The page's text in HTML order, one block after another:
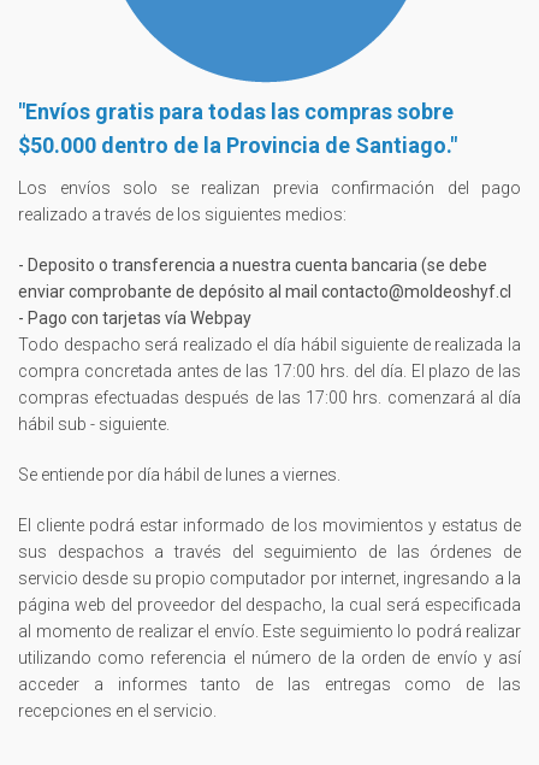
"Envíos gratis para todas las compras sobre
$50.000 dentro de la Provincia de Santiago."
Los envíos solo se realizan previa confirmación del pago
realizado a través de los siguientes medios:
- Deposito o transferencia a nuestra cuenta bancaria (se debe
enviar comprobante de depósito al mail contacto@moldeoshyf.cl
- Pago con tarjetas vía Webpay
Todo despacho será realizado el día hábil siguiente de realizada la
compra concretada antes de las 17:00 hrs. del día. El plazo de las
compras efectuadas después de las 17:00 hrs. comenzará al día
hábil sub - siguiente.
Se entiende por día hábil de lunes a viernes.
El cliente podrá estar informado de los movimientos y estatus de
sus despachos a través del seguimiento de las órdenes de
servicio desde su propio computador por internet, ingresando a la
página web del proveedor del despacho, la cual será especificada
al momento de realizar el envío. Este seguimiento lo podrá realizar
utilizando como referencia el número de la orden de envío y así
acceder a informes tanto de las entregas como de las
recepciones en el servicio.